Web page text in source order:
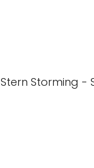
Stern Storming -